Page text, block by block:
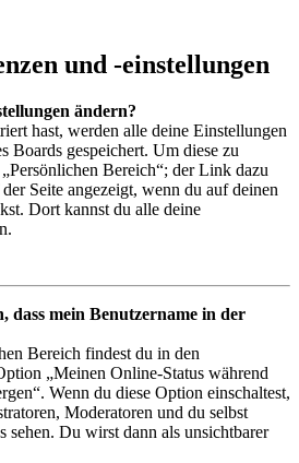
und -einstellungen
ändern?
hast, werden alle deine Einstellungen
Boards gespeichert. Um diese zu
Bereich“; der Link dazu
Seite angezeigt, wenn du auf deinen
Dort kannst du alle deine
dass mein Benutzername in der
Bereich findest du in den
„Meinen Online-Status während
Wenn du diese Option einschaltest,
Moderatoren und du selbst
sehen. Du wirst dann als unsichtbarer